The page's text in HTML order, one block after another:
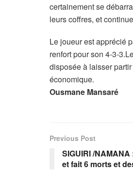
certainement se
leurs coffres, et
Le joueur est apprécié
renfort pour son 4-3-
disposée à laisser
économique.
Ousmane Mansaré
Previous Post
SIGUIRI /
et fait 6 morts et